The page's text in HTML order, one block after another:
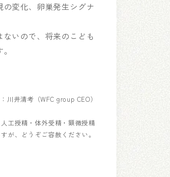
変化、卵巣発生シグナ
いので、将来のこども
川井清考（WFC group CEO）
工授精・体外受精・顕微授精
が、どうぞご容赦ください。